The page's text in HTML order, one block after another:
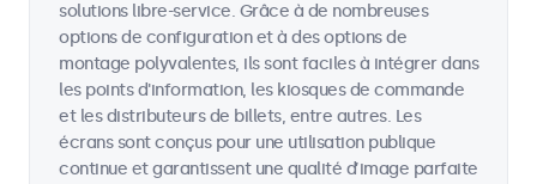
solutions libre-service. Grâce à de nombreuses
options de configuration et à des options de
montage polyvalentes, ils sont faciles à intégrer dans
les points d'information, les kiosques de commande
et les distributeurs de billets, entre autres. Les
écrans sont conçus pour une utilisation publique
continue et garantissent une qualité d’image parfaite